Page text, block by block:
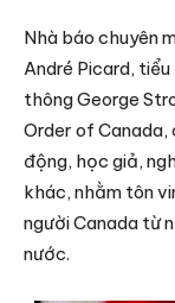
Nhà báo chuyên
André Picard,
thông George
Order of Canada,
động, học giả,
khác, nhằm tôn
người Canada từ
nước.